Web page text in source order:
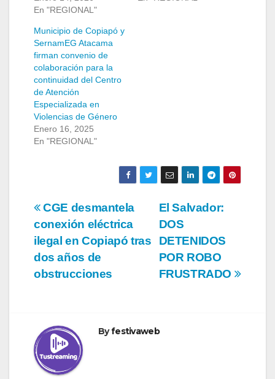
En "REGIONAL"
Municipio de Copiapó y
SernamEG Atacama
firman convenio de
colaboración para la
continuidad del Centro
de Atención
Especializada en
Violencias de Género
Enero 16, 2025
En "REGIONAL"
Navegación
de
entradas
El Salvador:
DOS
DETENIDOS
POR ROBO
FRUSTRADO
CGE desmantela
conexión eléctrica
ilegal en Copiapó tras
dos años de
obstrucciones
Byfestivaweb